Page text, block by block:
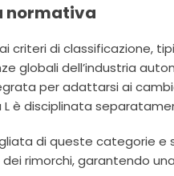
normativa
criteri di classificazione,
globali dell’industria
per adattarsi ai
è disciplinata
di queste categorie
rimorchi, garantendo